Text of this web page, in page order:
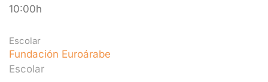
10:00h
Escolar
Fundación Euroárabe
Escolar